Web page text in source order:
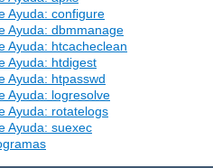
Ayuda: configure
Ayuda: dbmmanage
Ayuda: htcacheclean
Ayuda: htdigest
Ayuda: htpasswd
Ayuda: logresolve
Ayuda: rotatelogs
Ayuda: suexec